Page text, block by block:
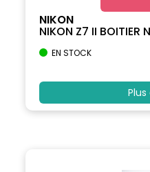
NIKON
NIKON Z7 II BOITIER
EN STOCK